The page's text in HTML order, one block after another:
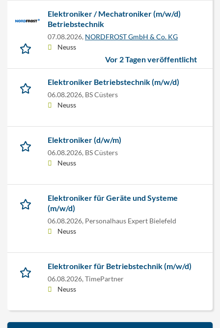
Elektroniker / Mechatroniker (m/w/d)
Betriebstechnik
07.08.2026, NORDFROST GmbH & Co. KG
Neuss
Vor 2 Tagen veröffentlicht
Elektroniker Betriebstechnik (m/w/d)
06.08.2026, BS Cüsters
Neuss
Elektroniker (d/w/m)
06.08.2026, BS Cüsters
Neuss
Elektroniker für Geräte und Systeme
(m/w/d)
06.08.2026, Personalhaus Expert Bielefeld
Neuss
Elektroniker für Betriebstechnik (m/w/d)
06.08.2026, TimePartner
Neuss